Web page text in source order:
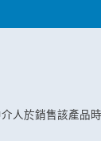
人於銷售該產品